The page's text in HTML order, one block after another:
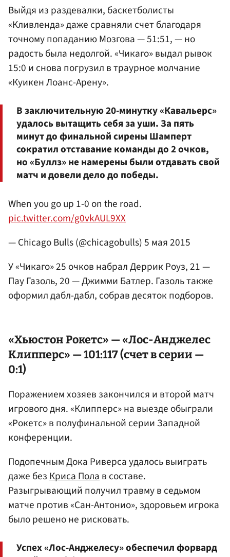
Выйдя из раздевалки, баскетболисты
«Кливленда» даже сравняли счет благодаря
точному попаданию Мозгова — 51:51, — но
радость была недолгой. «Чикаго» выдал рывок
15:0 и снова погрузил в траурное молчание
«Куикен Лоанс-Арену».
В заключительную 20-минутку «Кавальерс»
удалось вытащить себя за уши. За пять
минут до финальной сирены Шамперт
сократил отставание команды до 2 очков,
но «Буллз» не намерены были отдавать свой
матч и довели дело до победы.
When you go up 1-0 on the road.
pic.twitter.com/g0vkAUL9XX
— Chicago Bulls (@chicagobulls)5 мая 2015
У «Чикаго» 25 очков набрал Деррик Роуз, 21 —
Пау Газоль, 20 —Джимми Батлер. Газоль также
оформил дабл-дабл, собрав десяток подборов.
«Хьюстон Рокетс» — «Лос-Анджелес
Клипперс» — 101:117 (счет в серии —
0:1)
Поражением хозяев закончился и второй матч
игрового дня. «Клипперс» на выезде обыграли
«Рокетс» в полуфинальной серии Западной
конференции.
Подопечным Дока Риверса удалось выиграть
даже безКриса Полав составе.
Разыгрывающий получил травму в седьмом
матче против «Сан-Антонио», здоровьем игрока
было решено не рисковать.
Успех «Лос-Анджелесу» обеспечил форвард